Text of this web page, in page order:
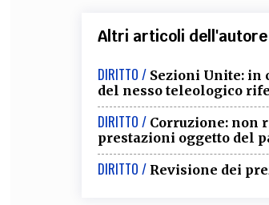
Altri articoli dell'autore
DIRITTO / Sezioni Unite: in
del nesso teleologico
DIRITTO / Corruzione: non
prestazioni oggetto del
DIRITTO / Revisione dei